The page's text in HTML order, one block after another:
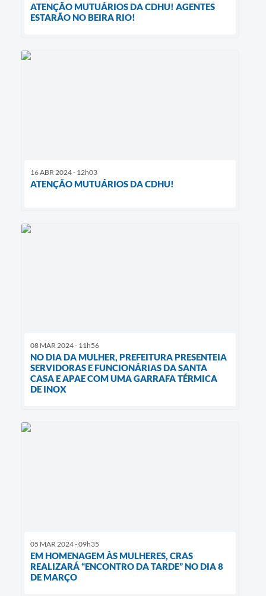
ATENÇÃO MUTUÁRIOS DA CDHU! AGENTES
ESTARÃO NO BEIRA RIO!
16 ABR 2024 - 12h03
ATENÇÃO MUTUÁRIOS DA CDHU!
08 MAR 2024 - 11h56
NO DIA DA MULHER, PREFEITURA PRESENTEIA
SERVIDORAS E FUNCIONÁRIAS DA SANTA
CASA E APAE COM UMA GARRAFA TÉRMICA
DE INOX
05 MAR 2024 - 09h35
EM HOMENAGEM ÀS MULHERES, CRAS
REALIZARÁ “ENCONTRO DA TARDE” NO DIA 8
DE MARÇO